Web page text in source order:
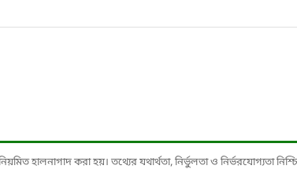
হালনাগাদ করা হয়। তথ্যের যথার্থতা, নির্ভুলতা ও নির্ভরযোগ্যতা